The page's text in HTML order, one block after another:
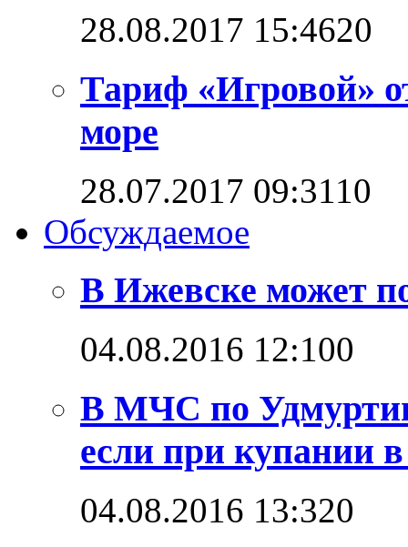
28.08.2017 15:4620
Тариф «Игровой»
море
28.07.2017 09:3110
Обсуждаемое
В Ижевске может
04.08.2016 12:100
В МЧС по
если при купании
04.08.2016 13:320